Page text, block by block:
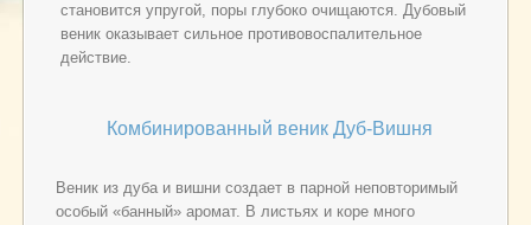
становится упругой, поры глубоко очищаются. Дубовый
веник оказывает сильное противовоспалительное
действие.
Комбинированный веник Дуб-Вишня
Веник из дуба и вишни создает в парной неповторимый
особый «банный» аромат. В листьях и коре много